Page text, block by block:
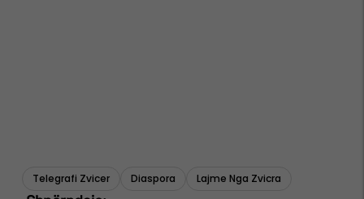
Telegrafi Zvicer Diaspora Lajme Nga Zvicra